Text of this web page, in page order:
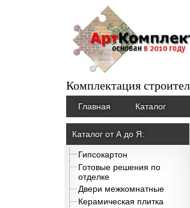
Комплектация
Главная Каталог
Каталог от А до Я:
Гипсокартон
Готовые решения по
отделке
Двери межкомнатные
Керамическая плитка